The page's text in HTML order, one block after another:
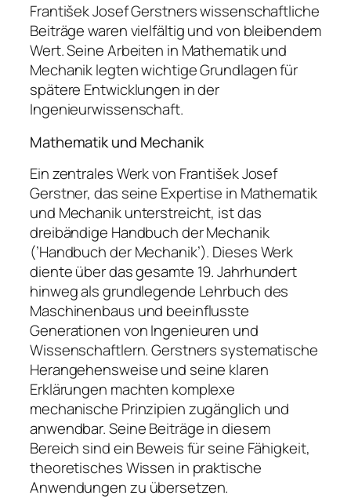
František Josef Gerstners wissenschaftliche
Beiträge waren vielfältig und von bleibendem
Wert. Seine Arbeiten in Mathematik und
Mechanik legten wichtige Grundlagen für
spätere Entwicklungen in der
Ingenieurwissenschaft.
Mathematik und Mechanik
Ein zentrales Werk von František Josef
Gerstner, das seine Expertise in Mathematik
und Mechanik unterstreicht, ist das
dreibändige Handbuch der Mechanik
(’Handbuch der Mechanik’). Dieses Werk
diente über das gesamte 19. Jahrhundert
hinweg als grundlegende Lehrbuch des
Maschinenbaus und beeinflusste
Generationen von Ingenieuren und
Wissenschaftlern. Gerstners systematische
Herangehensweise und seine klaren
Erklärungen machten komplexe
mechanische Prinzipien zugänglich und
anwendbar. Seine Beiträge in diesem
Bereich sind ein Beweis für seine Fähigkeit,
theoretisches Wissen in praktische
Anwendungen zu übersetzen.